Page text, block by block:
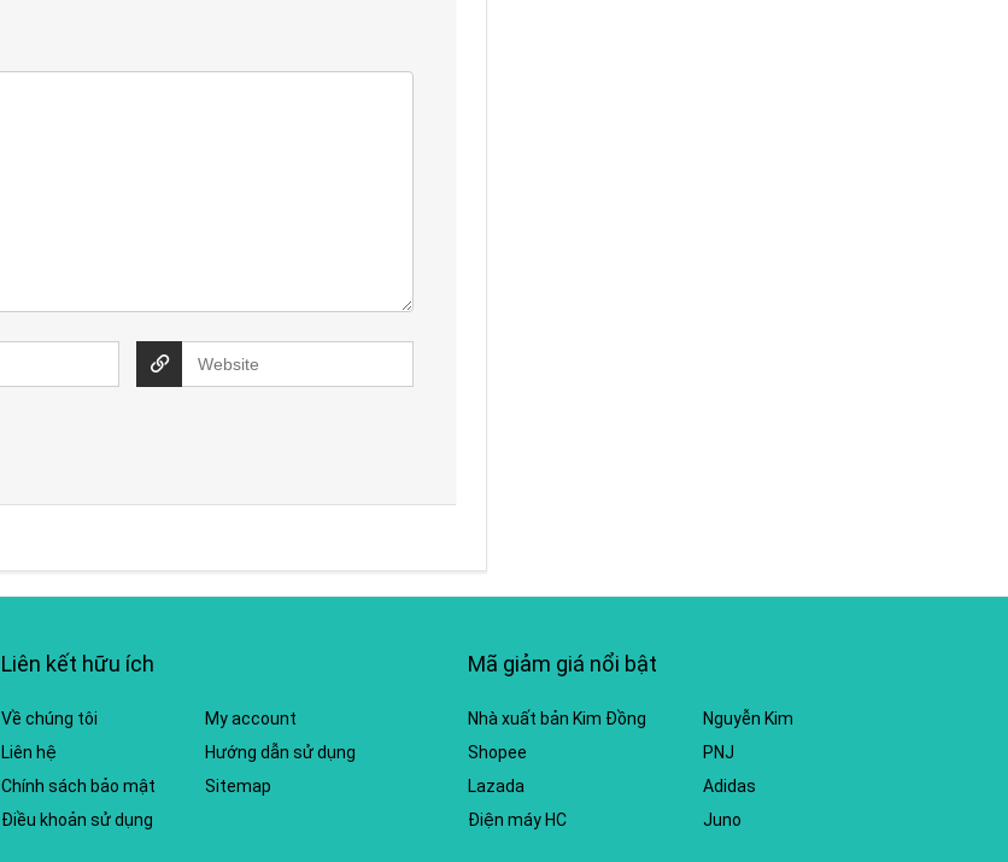
Liên kết hữu ích
Về chúng tôi
Liên hệ
Chính sách bảo mật
Điều khoản sử dụng
My account
Hướng dẫn sử dụng
Sitemap
Mã giảm giá nổi bật
Nhà xuất bản Kim Đồng
Shopee
Lazada
Điện máy HC
Nguyễn Kim
PNJ
Adidas
Juno